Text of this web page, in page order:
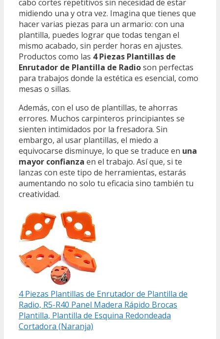
cabo cortes repetitivos sin necesidad de estar
midiendo una y otra vez. Imagina que tienes que
hacer varias piezas para un armario: con una
plantilla, puedes lograr que todas tengan el
mismo acabado, sin perder horas en ajustes.
Productos como las 4 Piezas Plantillas de
Enrutador de Plantilla de Radioson perfectas
para trabajos donde la estética es esencial, como
mesas o sillas.
Además, con el uso de plantillas, te ahorras
errores. Muchos carpinteros principiantes se
sienten intimidados por la fresadora. Sin
embargo, al usar plantillas, el miedo a
equivocarse disminuye, lo que se traduce en una
mayor confianza en el trabajo. Así que, si te
lanzas con este tipo de herramientas, estarás
aumentando no solo tu eficacia sino también tu
creatividad.
4 Piezas Plantillas de Enrutador de Plantilla de
Radio, R5-R40 Panel Madera Rápido Brocas
Plantilla, Plantilla de Esquina Redondeada
Cortadora (Naranja)